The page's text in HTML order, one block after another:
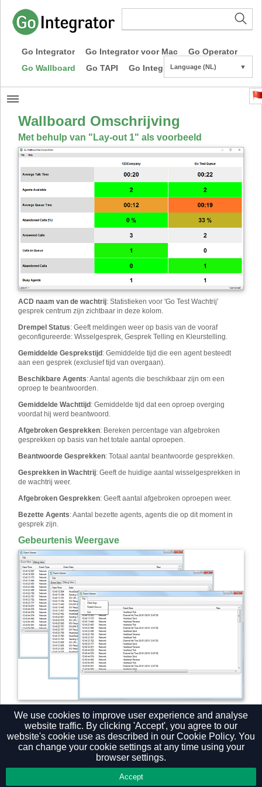
Go Integrator Go Integrator voor Mac
Go Operator
Go Wallboard
Go TAPI Go Integrator CE
Language (NL) ▼
Wallboard Omschrijving
Met behulp van "Lay-out 1" als voorbeeld
ACD naam van de wachtrij: Statistieken voor 'Go Test Wachtrij'
gesprek centrum zijn zichtbaar in deze kolom.
Drempel Status: Geeft meldingen weer op basis van de vooraf
geconfigureerde: Wisselgesprek, Gesprek Telling en Kleurstelling.
Gemiddelde Gesprekstijd : Gemiddelde tijd die een agent besteedt
aan een gesprek (exclusief tijd van overgaan).
Beschikbare Agents:Aantal agents die beschikbaar zijn om een
oproep te beantwoorden.
Gemiddelde Wachttijd : Gemiddelde tijd dat een oproep overging
voordat hij werd beantwoord.
Afgebroken Gesprekken: Bereken percentage van afgebroken
gesprekken op basis van het totale aantal oproepen.
Beantwoorde Gesprekken: Totaal aantal beantwoorde gesprekken.
Gesprekken in Wachtrij: Geeft de huidige aantal wisselgesprekken in
de wachtrij weer.
Afgebroken Gesprekken: Geeft aantal afgebroken oproepen weer.
Bezette Agents:Aantal bezette agents, agents die op dit moment in
gesprek zijn.
Gebeurtenis Weergave
Gebeurtenis Weergave staat de ​​beheerder toe te controleren/wissen
van logboeken en de bron (socket) verbinding opnieuw op te starten.
We use cookies to improve user experience and analyse
website traffic. By clicking 'Accept', you agree to our
website's cookie use as described in our Cookie Policy. You
can change your cookie settings at any time using your
browser settings.
Accept